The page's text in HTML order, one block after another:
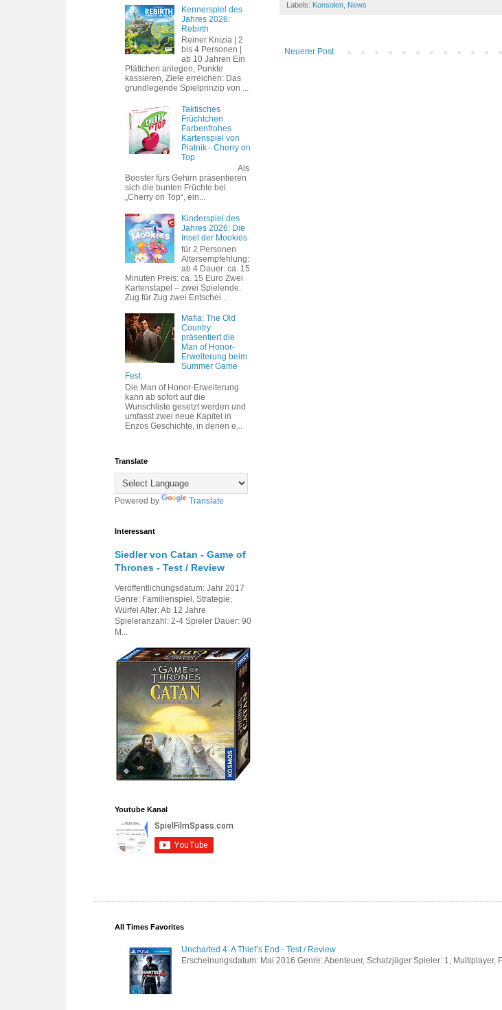
Labels: Konsolen, News
Neuerer Post
Kennerspiel des
Jahres 2026:
Rebirth
Reiner Knizia | 2
bis 4 Personen |
ab 10 Jahren Ein
Plättchen anlegen, Punkte
kassieren, Ziele erreichen: Das
grundlegende Spielprinzip von ...
Taktisches
Früchtchen
Farbenfrohes
Kartenspiel von
Piatnik - Cherry on
Top
Als
Booster fürs Gehirn präsentieren
sich die bunten Früchte bei
„Cherry on Top“, ein...
Kinderspiel des
Jahres 2026: Die
Insel der Mookies
für 2 Personen
Altersempfehlung:
ab 4 Dauer: ca. 15
Minuten Preis: ca. 15 Euro Zwei
Kartenstapel – zwei Spielende.
Zug für Zug zwei Entschei...
Mafia: The Old
Country
präsentiert die
Man of Honor-
Erweiterung beim
Summer Game
Fest
Die Man of Honor-Erweiterung
kann ab sofort auf die
Wunschliste gesetzt werden und
umfasst zwei neue Kapitel in
Enzos Geschichte, in denen e...
Translate
Powered by Translate
Interessant
Siedler von Catan - Game of
Thrones - Test / Review
Veröffentlichungsdatum: Jahr 2017
Genre: Familienspiel, Strategie,
Würfel Alter: Ab 12 Jahre
Spieleranzahl: 2-4 Spieler Dauer: 90
M...
Youtube Kanal
All Times Favorites
Uncharted 4: A Thief’s End - Test / Review
Erscheinungsdatum: Mai 2016 Genre: Abenteuer, Schatzjäger Spieler: 1, Multiplayer,